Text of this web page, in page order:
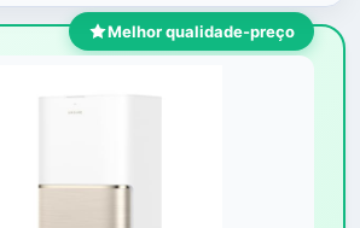
Melhor qualidade-preço